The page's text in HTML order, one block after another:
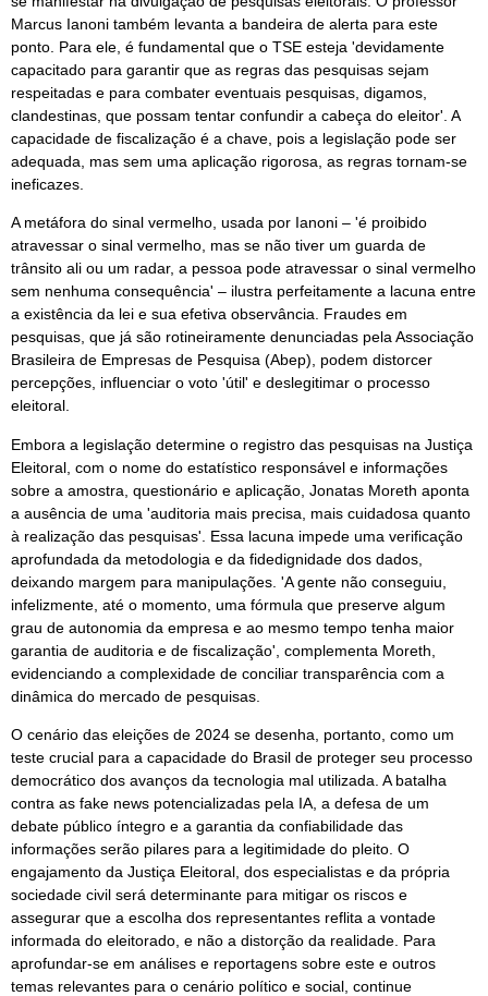
Marcus Ianoni também levanta a bandeira de alerta para este
ponto. Para ele, é fundamental que o TSE esteja 'devidamente
capacitado para garantir que as regras das pesquisas sejam
respeitadas e para combater eventuais pesquisas, digamos,
clandestinas, que possam tentar confundir a cabeça do eleitor'. A
capacidade de fiscalização é a chave, pois a legislação pode ser
adequada, mas sem uma aplicação rigorosa, as regras tornam-se
ineficazes.
A metáfora do sinal vermelho, usada por Ianoni – 'é proibido
atravessar o sinal vermelho, mas se não tiver um guarda de
trânsito ali ou um radar, a pessoa pode atravessar o sinal vermelho
sem nenhuma consequência' – ilustra perfeitamente a lacuna entre
a existência da lei e sua efetiva observância. Fraudes em
pesquisas, que já são rotineiramente denunciadas pela Associação
Brasileira de Empresas de Pesquisa (Abep), podem distorcer
percepções, influenciar o voto 'útil' e deslegitimar o processo
eleitoral.
Embora a legislação determine o registro das pesquisas na Justiça
Eleitoral, com o nome do estatístico responsável e informações
sobre a amostra, questionário e aplicação, Jonatas Moreth aponta
a ausência de uma 'auditoria mais precisa, mais cuidadosa quanto
à realização das pesquisas'. Essa lacuna impede uma verificação
aprofundada da metodologia e da fidedignidade dos dados,
deixando margem para manipulações. 'A gente não conseguiu,
infelizmente, até o momento, uma fórmula que preserve algum
grau de autonomia da empresa e ao mesmo tempo tenha maior
garantia de auditoria e de fiscalização', complementa Moreth,
evidenciando a complexidade de conciliar transparência com a
dinâmica do mercado de pesquisas.
O cenário das eleições de 2024 se desenha, portanto, como um
teste crucial para a capacidade do Brasil de proteger seu processo
democrático dos avanços da tecnologia mal utilizada. A batalha
contra as fake news potencializadas pela IA, a defesa de um
debate público íntegro e a garantia da confiabilidade das
informações serão pilares para a legitimidade do pleito. O
engajamento da Justiça Eleitoral, dos especialistas e da própria
sociedade civil será determinante para mitigar os riscos e
assegurar que a escolha dos representantes reflita a vontade
informada do eleitorado, e não a distorção da realidade. Para
aprofundar-se em análises e reportagens sobre este e outros
temas relevantes para o cenário político e social, continue